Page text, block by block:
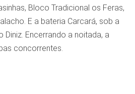
Bloco Tradicional os Feras,
E a bateria Carcará, sob a
Diniz. Encerrando a noitada, a
concorrentes.